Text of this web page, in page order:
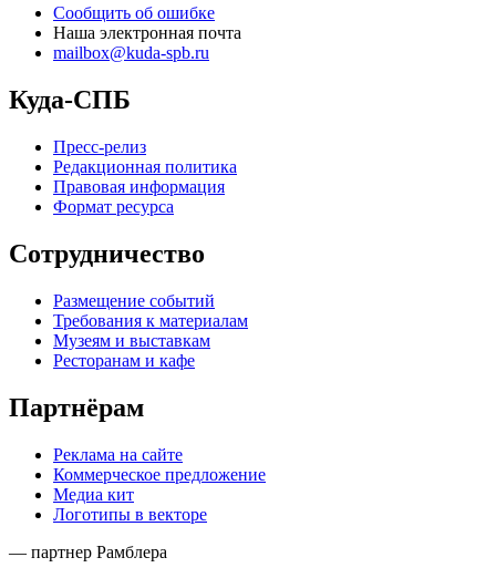
Сообщить об ошибке
Наша электронная почта
mailbox@kuda-spb.ru
Куда-СПБ
Пресс-релиз
Редакционная политика
Правовая информация
Формат ресурса
Сотрудничество
Размещение событий
Требования к материалам
Музеям и выставкам
Ресторанам и кафе
Партнёрам
Реклама на сайте
Коммерческое предложение
Медиа кит
Логотипы в векторе
— партнер Рамблера